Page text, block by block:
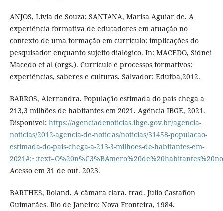
ANJOS, Lívia de Souza; SANTANA, Marisa Aguiar de. A
experiência formativa de educadores em atuação no
contexto de uma formação em currículo: implicações do
pesquisador enquanto sujeito dialógico. In: MACEDO, Sidnei
Macedo et al (orgs.). Currículo e processos formativos:
experiências, saberes e culturas. Salvador: Edufba,2012.
BARROS, Alerrandra. População estimada do país chega a
213,3 milhões de habitantes em 2021. Agência IBGE, 2021.
Disponível: https://agenciadenoticias.ibge.gov.br/agencia-
noticias/2012-agencia-de-noticias/noticias/31458-populacao-
estimada-do-pais-chega-a-213-3-milhoes-de-habitantes-em-
Acesso em 31 de out. 2023.
BARTHES, Roland. A câmara clara. trad. Júlio Castañon
Guimarães. Rio de Janeiro: Nova Fronteira, 1984.